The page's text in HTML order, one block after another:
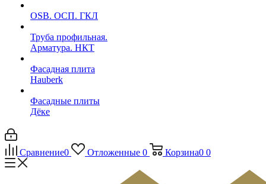
OSB. ОСП. ГКЛ
Труба профильная.
Арматура. НКТ
Фасадная плита
Hauberk
Фасадные плиты
Дёке
Сравнение0 Отложенные 0 Корзина0 0